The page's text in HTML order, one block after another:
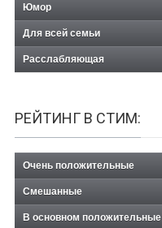
Юмор
Для всей семьи
Расслабляющая
РЕЙТИНГ В СТИМ:
Очень положительные
Смешанные
В основном положительные